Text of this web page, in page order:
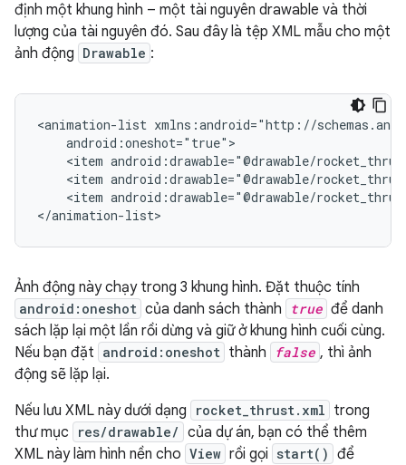
định một khung hình – một tài nguyên drawable và thời
lượng của tài nguyên đó. Sau đây là tệp XML mẫu cho một
ảnh động Drawable :
<animation-list
<item android:drawable="@drawable/
<item android:drawable="@drawable/
<item android:drawable="@drawable/
</animation-list>
Ảnh động này chạy trong 3 khung hình. Đặt thuộc tính
android:oneshot của danh sách thành true để danh
sách lặp lại một lần rồi dừng và giữ ở khung hình cuối cùng.
Nếu bạn đặt android:oneshot thành false , thì ảnh
động sẽ lặp lại.
Nếu lưu XML này dưới dạng
rocket_thrust.xml trong
thư mục
res/drawable/ của dự án, bạn có thể thêm
XML này làm hình nền cho View rồi gọi start() để